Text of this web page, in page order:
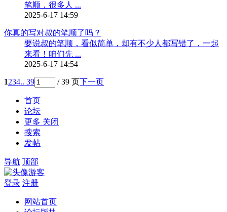
笔顺，很多人 ...
2025-6-17 14:59
你真的写对叔的笔顺了吗？
要说叔的笔顺，看似简单，却有不少人都写错了，一起
来看！咱们先 ...
2025-6-17 14:54
1234.. 39 / 39 页下一页
首页
论坛
更多 关闭
搜索
发帖
导航 顶部
游客
登录 注册
网站首页